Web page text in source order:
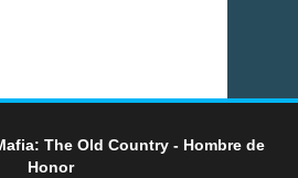
The Old Country - Hombre de
Honor